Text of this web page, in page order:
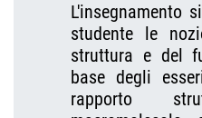
L'insegnamento
studente le
struttura e del
base degli
rapporto